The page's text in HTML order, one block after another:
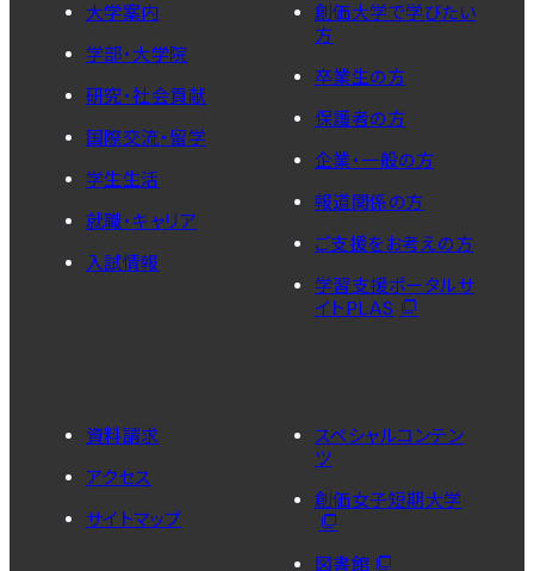
大学案内
学部・大学院
研究・社会貢献
国際交流・留学
学生生活
就職・キャリア
入試情報
創価大学で学びたい
方
卒業生の方
保護者の方
企業・一般の方
報道関係の方
ご支援をお考えの方
学習支援ポータルサ
イトPLAS
資料請求
アクセス
サイトマップ
スペシャルコンテン
ツ
創価女子短期大学
図書館